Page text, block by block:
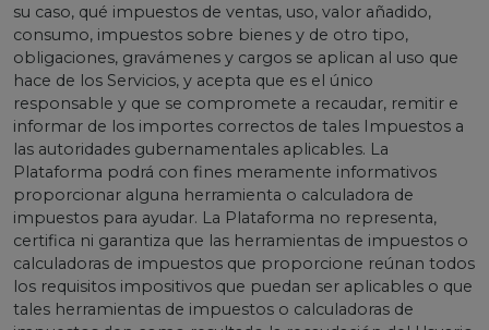
su caso, qué impuestos de ventas, uso, valor añadido,
consumo, impuestos sobre bienes y de otro tipo,
obligaciones, gravámenes y cargos se aplican al uso que
hace de los Servicios, y acepta que es el único
responsable y que se compromete a recaudar, remitir e
informar de los importes correctos de tales Impuestos a
las autoridades gubernamentales aplicables. La
Plataforma podrá con fines meramente informativos
proporcionar alguna herramienta o calculadora de
impuestos para ayudar. La Plataforma no representa,
certifica ni garantiza que las herramientas de impuestos o
calculadoras de impuestos que proporcione reúnan todos
los requisitos impositivos que puedan ser aplicables o que
tales herramientas de impuestos o calculadoras de